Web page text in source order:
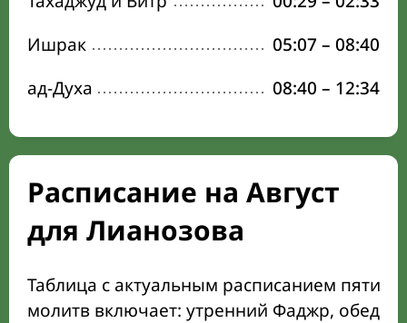
Ишрак
05:07 – 08:40
ад-Духа
08:40 – 12:34
Расписание на Август
для Лианозова
Таблица с актуальным расписанием пяти
молитв включает: утренний Фаджр,